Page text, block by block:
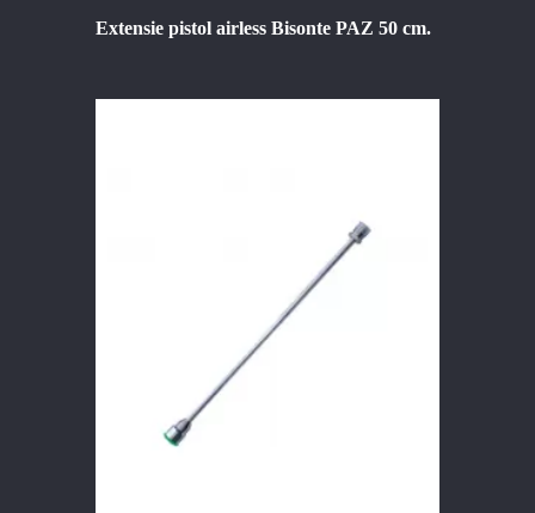
Extensie pistol airless Bisonte PAZ 50 cm.